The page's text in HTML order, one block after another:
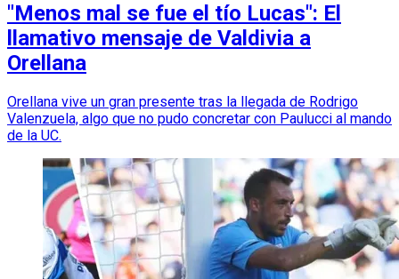
"Menos mal se fue el tío Lucas": El
llamativo mensaje de Valdivia a
Orellana
Orellana vive un gran presente tras la llegada de Rodrigo
Valenzuela, algo que no pudo concretar con Paulucci al mando
de la UC.